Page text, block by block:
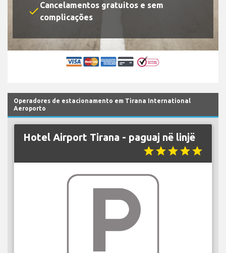
check Cancelamentos gratuitos e sem
complicações
Operadores de estacionamento em Tirana International
Aeroporto
Hotel Airport Tirana - paguaj në linjë
starstarstarstarstar